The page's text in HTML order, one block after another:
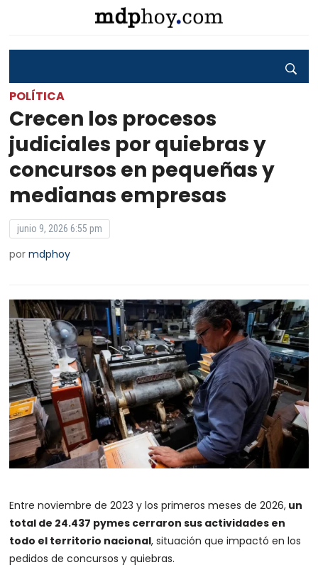
POLÍTICA
Crecen los procesos
judiciales por quiebras y
concursos en pequeñas y
medianas empresas
junio 9, 2026 6:55 pm
pormdphoy
Entre noviembre de 2023 y los primeros meses de 2026, un
total de 24.437 pymes cerraron sus actividades en
todo el territorio nacional, situación que impactó en los
pedidos de concursos y quiebras.